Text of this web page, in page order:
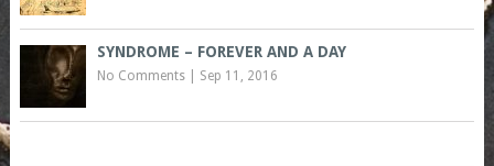
SYNDROME – FOREVER AND A DAY
No Comments| Sep 11, 2016